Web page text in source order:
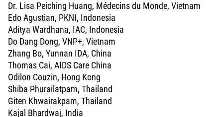
Dr. Lisa Peiching Huang, Médecins du Monde, Vietnam
Edo Agustian, PKNI, Indonesia
Aditya Wardhana, IAC, Indonesia
Do Dang Dong, VNP+, Vietnam
Zhang Bo, Yunnan IDA, China
Thomas Cai, AIDS Care China
Odilon Couzin, Hong Kong
Shiba Phurailatpam, Thailand
Giten Khwairakpam, Thailand
Kajal Bhardwaj, India